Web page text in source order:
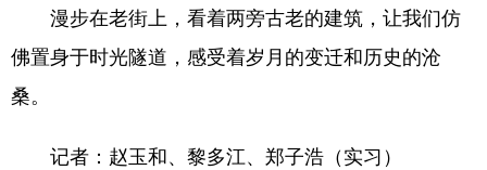
漫步在老街上，看着两旁古老的建筑，让我们仿
佛置身于时光隧道，感受着岁月的变迁和历史的沧
桑。
记者：赵玉和、黎多江、郑子浩（实习）